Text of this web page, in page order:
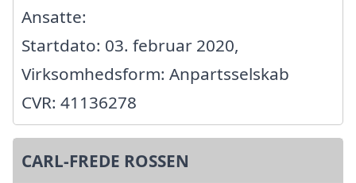
Ansatte:
Startdato: 03. februar 2020,
Virksomhedsform: Anpartsselskab
CVR: 41136278
CARL-FREDE ROSSEN